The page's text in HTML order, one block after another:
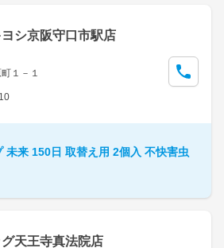
シ京阪守口市駅店
１－１
未来 150日 取替え用 2個入 不快害虫
天王寺真法院店